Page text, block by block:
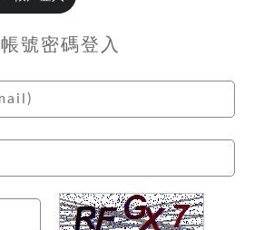
帳號密碼登入